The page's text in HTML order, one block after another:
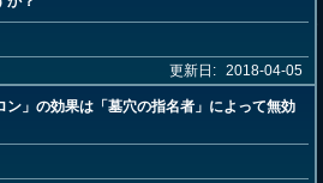
更新日: 2018-04-05
ン」の効果は「墓穴の指名者」によって無効